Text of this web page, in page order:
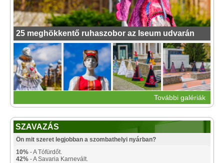
25 meghökkentő ruhaszobor az Iseum udvarán
További galériák
SZAVAZÁS
Ön mit szeret legjobban a szombathelyi nyárban?
10% - A Tófürdőt.
42% - A Savaria Karnevált.